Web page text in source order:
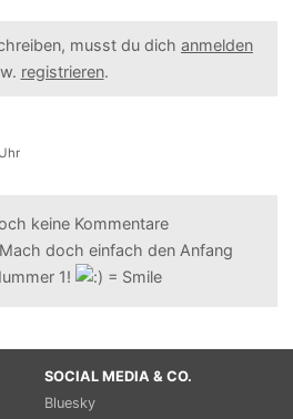
musst du dich anmelden
registrieren.
keine Kommentare
doch einfach den Anfang
1!
SOCIAL MEDIA & CO.
Bluesky